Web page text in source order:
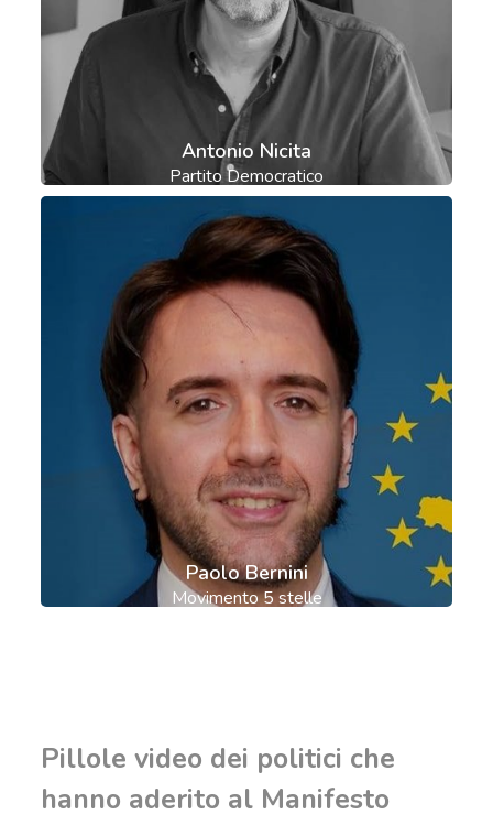
Antonio Nicita
Partito Democratico
Paolo Bernini
Movimento 5 stelle
Pillole video dei politici che
hanno aderito al Manifesto